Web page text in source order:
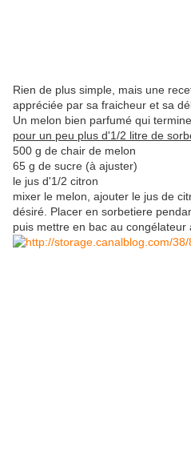
Rien de plus simple, mais une
appréciée par sa fraicheur et sa
Un melon bien parfumé qui
pour un peu plus d'1/2 litre de
500 g de chair de melon
65 g de sucre (à ajuster)
le jus d'1/2 citron
mixer le melon, ajouter le jus de
désiré. Placer en sorbetiere
puis mettre en bac au congélateur